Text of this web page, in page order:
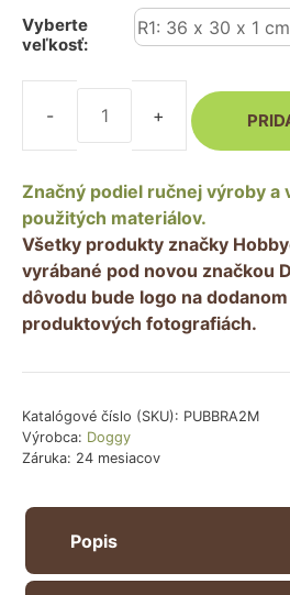
Vyberte
veľkosť:
množstvo
Podložka
do
domčeka
pre
mačku
hnedá
Značný podiel ručnej výroby a
použitých materiálov.
Všetky produkty značky
vyrábané pod novou značkou
dôvodu bude logo na
produktových fotografiách.
Katalógové číslo (SKU): PUBBRA2M
Výrobca: Doggy
Záruka: 24 mesiacov
Popis